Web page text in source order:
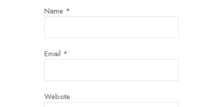
Name *
Email *
Website